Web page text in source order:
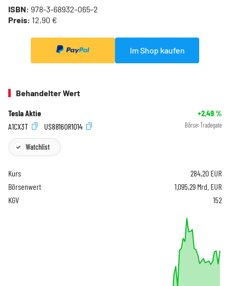
ISBN: 978-3-68932-065-2
Preis: 12,90 €
Im Shop kaufen
Behandelter Wert
Tesla Aktie +2,49%
A1CX3T
US88160R1014 Börse: Tradegate
Watchlist
Kurs 284,20 EUR
Börsenwert
1.095,29 Mrd. EUR
KGV
152